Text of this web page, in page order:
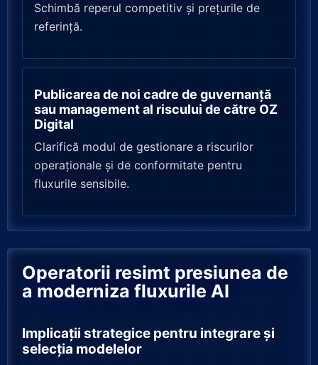
Schimbă reperul competitiv și prețurile de
referință.
Publicarea de noi cadre de guvernanță
sau management al riscului de către OZ
Digital
Clarifică modul de gestionare a riscurilor
operaționale și de conformitate pentru
fluxurile sensibile.
Operatorii resimt presiunea de
a moderniza fluxurile AI
Implicații strategice pentru integrare și
selecția modelelor